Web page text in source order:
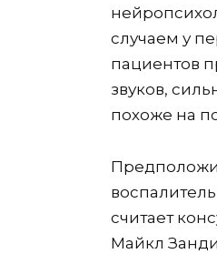
случаем у
пациентов
звуков,
похоже на
считает
Майкл